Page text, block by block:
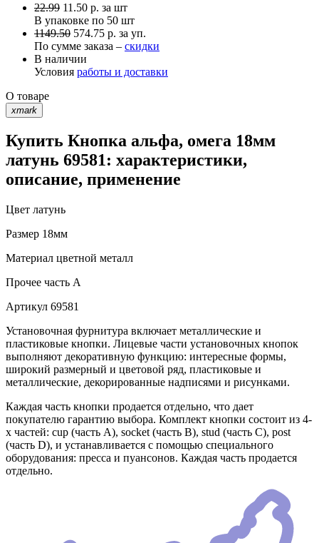
22.99 11.50 р. за шт
В упаковке по 50 шт
1149.50 574.75 р. за уп.
По сумме заказа – скидки
В наличии
Условия работы и доставки
О товаре
xmark
Купить Кнопка альфа, омега 18мм
латунь 69581: характеристики,
описание, применение
Цвет латунь
Размер 18мм
Материал цветной металл
Прочее часть A
Артикул 69581
Установочная фурнитура включает металлические и
пластиковые кнопки. Лицевые части установочных кнопок
выполняют декоративную функцию: интересные формы,
широкий размерный и цветовой ряд, пластиковые и
металлические, декорированные надписями и рисунками.
Каждая часть кнопки продается отдельно, что дает
покупателю гарантию выбора. Комплект кнопки состоит из 4-
х частей: cup (часть А), socket (часть В), stud (часть С), post
(часть D), и устанавливается с помощью специального
оборудования: пресса и пуансонов. Каждая часть продается
отдельно.